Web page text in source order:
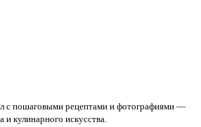
с пошаговыми рецептами и фотографиями —
кулинарного искусства.